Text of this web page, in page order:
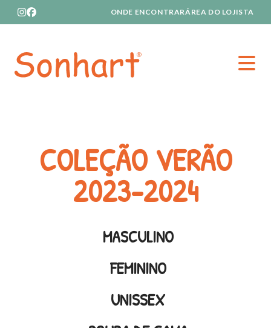
ONDE ENCONTRARÁREA DO LOJISTA
Home
COLEÇÃO VERÃO
2023-2024
MASCULINO
FEMININO
UNISSEX